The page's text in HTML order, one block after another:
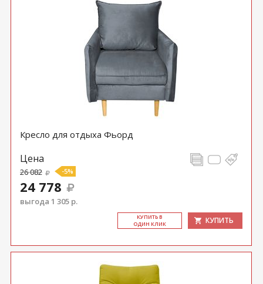
Кресло для отдыха Фьорд
Цена
26 082 -5%
24 778
выгода 1 305 р.
КУ­ПИТЬ В
ОДИН КЛИК
КУПИТЬ